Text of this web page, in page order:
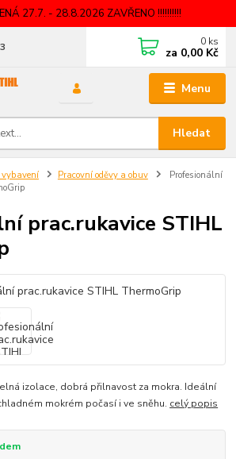
27.7. - 28.8.2026 ZAVŘENO !!!!!!!!!!
Menu
Hledat
0 ks
za 0,00 Kč
vybavení Pracovní oděvy a obuv
Profesionální
prac.rukavice STIHL
izolace, dobrá přilnavost za mokra. Ideální
mokrém počasí i ve sněhu. celý popis